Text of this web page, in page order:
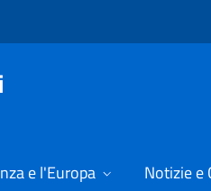
e l'Europa Notizie e